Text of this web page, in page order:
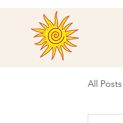
All Posts